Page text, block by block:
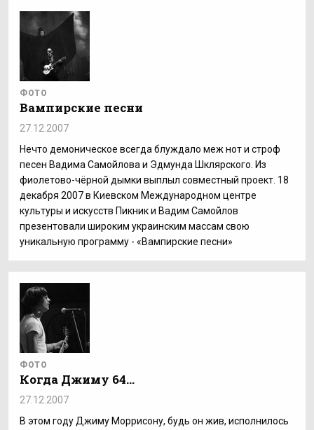
ФОТО
Вампирские песни
27.12.2007
Нечто демоническое всегда блуждало меж нот и строф
песен Вадима Самойлова и Эдмунда Шклярского. Из
фиолетово-чёрной дымки выплыл совместный проект. 18
декабря 2007 в Киевском Международном центре
культуры и искусств Пикник и Вадим Самойлов
презентовали широким украинским массам свою
уникальную программу - «Вампирские песни»
ФОТО
Когда Джиму 64...
27.12.2007
В этом году Джиму Моррисону, будь он жив, исполнилось